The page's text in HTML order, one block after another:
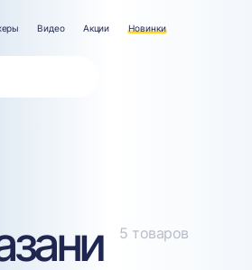
Видео Акции Новинки
5 товаров